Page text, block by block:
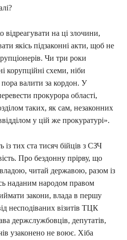
відреагувати на ці злочини,
якісь підзаконні акти, щоб не
Чи три роки
корупційні схеми, ніби
валити за кордон. У
прокурора області,
таких, як сам, незаконних
у цій же прокуратурі».
тих ста тисяч бійців з СЗЧ
Про бездонну прірву, що
читай державою, разом із
наданим народом правом
закони, влада в першу
несподіваних візитів ТЦК
держслужбовців, депутатів,
узаконено не воює. Хіба